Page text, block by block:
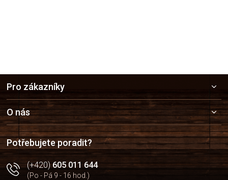
a
t
í
Pro zákazníky
O nás
Potřebujete poradit?
(+420)605 011 644
(Po - Pá 9 - 16 hod.)